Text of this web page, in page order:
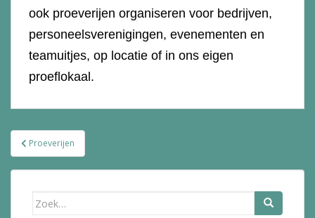
ook proeverijen organiseren voor bedrijven,
personeelsverenigingen, evenementen en
teamuitjes, op locatie of in ons eigen
proeflokaal.
Bericht
navigatie
Proeverijen
Zoek